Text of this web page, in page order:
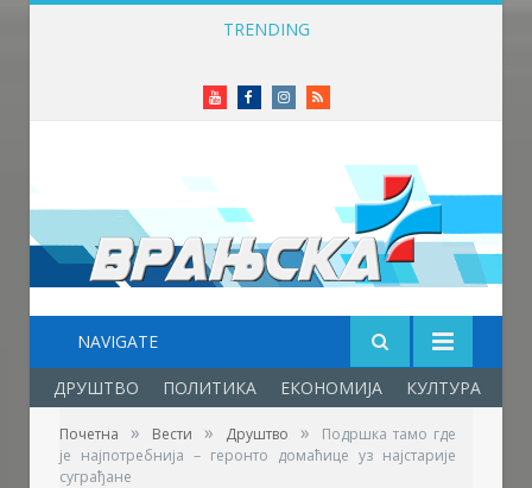
TRENDING
YoutubeFacebookInstagram
RSS
NAVIGATE
ДРУШТВО ПОЛИТИКА ЕКОНОМИЈА КУЛТУРА
Почетна » Вести » Друштво »
Подршка тамо где
је наjпотребнија – геронто домаћице уз најстарије
суграђане